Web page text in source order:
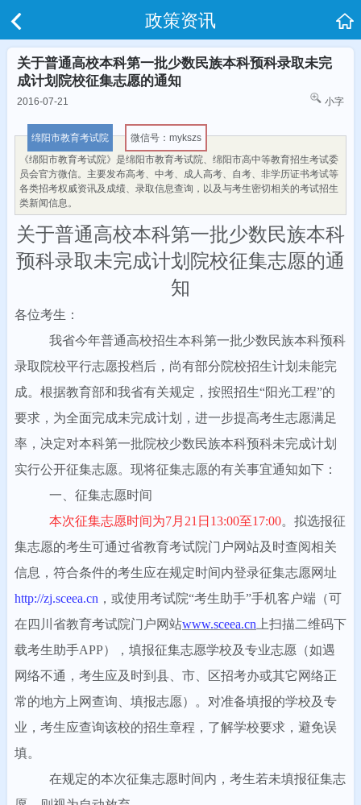
政策资讯
关于普通高校本科第一批少数民族本科预科录取未完
成计划院校征集志愿的通知
2016-07-21 小字
绵阳市教育考试院
微信号：mykszs
《绵阳市教育考试院》是绵阳市教育考试院、绵阳市高中等教育招生考试委
员会官方微信。主要发布高考、中考、成人高考、自考、非学历证书考试等
各类招考权威资讯及成绩、录取信息查询，以及与考生密切相关的考试招生
类新闻信息。
关于普通高校本科第一批少数民族本科
预科录取未完成计划院校征集志愿的通
知
各位考生：
我省今年普通高校招生本科第一批少数民族本科预科
录取 院校平行志愿投档后，尚有部分院校招生计划未能完
成。根据教育部和我省有关规定，按照招生“阳光工程”的
要求，为全面完成未完成计划，进一步提高考生志愿满足
率，决定对本科第一批院校少数民族本科预科未完成计划
实行公开征集志愿。现将征集志愿的有关事宜通知如下：
一、征集志愿时间
本次征集志愿时间为7月21日13:00至17:00。 拟选报征
集志愿的考生可通过省教育考试院门户网站及时查阅相关
信息，符合条件的考生应在规定时间内登录征集志愿网址
http://zj.sceea.cn ，或使用考试院“考生助手”手机客户端（可
在四川省教育考试院门户网站www.sceea.cn 上扫描二维码下
载考生助手APP），填报征集志愿学校及专业志愿（如遇
网络不通，考生应及时到县、市、区招考办或其它网络正
常的地方上网查询、填报志愿）。对准备填报的学校及专
业，考生应查询该校的招生章程，了解学校要求，避免误
填。
在规定的本次征集志愿时间内，考生若未填报征集志